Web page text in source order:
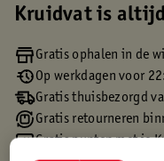
Kruidvat is
Gratis ophalen in de
Op werkdagen voor
Gratis thuisbezorgd
Gratis retourneren
Gratis punten met je